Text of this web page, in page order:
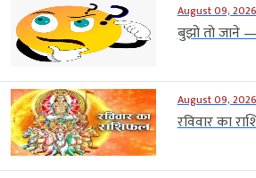
August 09, 2026
बुझो तो जाने
August 09, 2026
रविवार का